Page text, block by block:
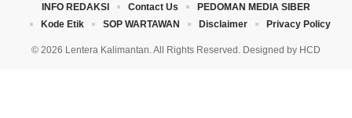
© 2026 Lentera Kalimantan. All Rights Reserved. Designed by HCD
INFO REDAKSI Contact Us
PEDOMAN MEDIA SIBER
Kode Etik
SOP WARTAWAN Disclaimer Privacy Policy